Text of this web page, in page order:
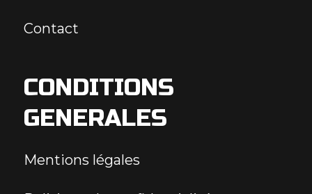
Contact
CONDITIONS
GENERALES
Mentions légales